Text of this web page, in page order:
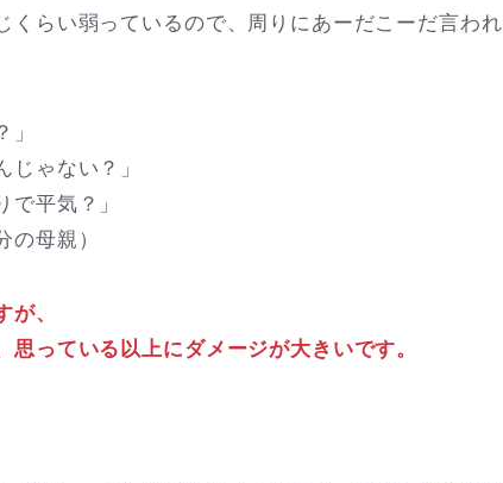
くらい弱っているので、周りにあーだこーだ言われ
」
じゃない？」
で平気？」
の母親）
が、
思っている以上にダメージが大きいです。